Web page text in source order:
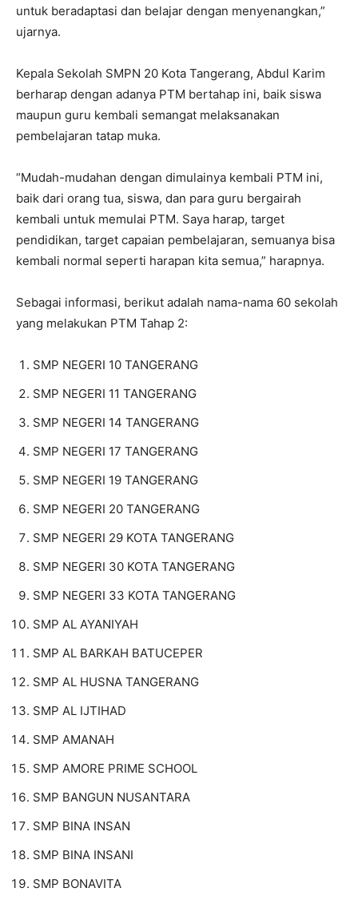
untuk beradaptasi dan belajar dengan menyenangkan,”
ujarnya.
Kepala Sekolah SMPN 20 Kota Tangerang, Abdul Karim
berharap dengan adanya PTM bertahap ini, baik siswa
maupun guru kembali semangat melaksanakan
pembelajaran tatap muka.
“Mudah-mudahan dengan dimulainya kembali PTM ini,
baik dari orang tua, siswa, dan para guru bergairah
kembali untuk memulai PTM. Saya harap, target
pendidikan, target capaian pembelajaran, semuanya bisa
kembali normal seperti harapan kita semua,” harapnya.
Sebagai informasi, berikut adalah nama-nama 60 sekolah
yang melakukan PTM Tahap 2:
SMP NEGERI 10 TANGERANG
SMP NEGERI 11 TANGERANG
SMP NEGERI 14 TANGERANG
SMP NEGERI 17 TANGERANG
SMP NEGERI 19 TANGERANG
SMP NEGERI 20 TANGERANG
SMP NEGERI 29 KOTA TANGERANG
SMP NEGERI 30 KOTA TANGERANG
SMP NEGERI 33 KOTA TANGERANG
SMP AL AYANIYAH
SMP AL BARKAH BATUCEPER
SMP AL HUSNA TANGERANG
SMP AL IJTIHAD
SMP AMANAH
SMP AMORE PRIME SCHOOL
SMP BANGUN NUSANTARA
SMP BINA INSAN
SMP BINA INSANI
SMP BONAVITA